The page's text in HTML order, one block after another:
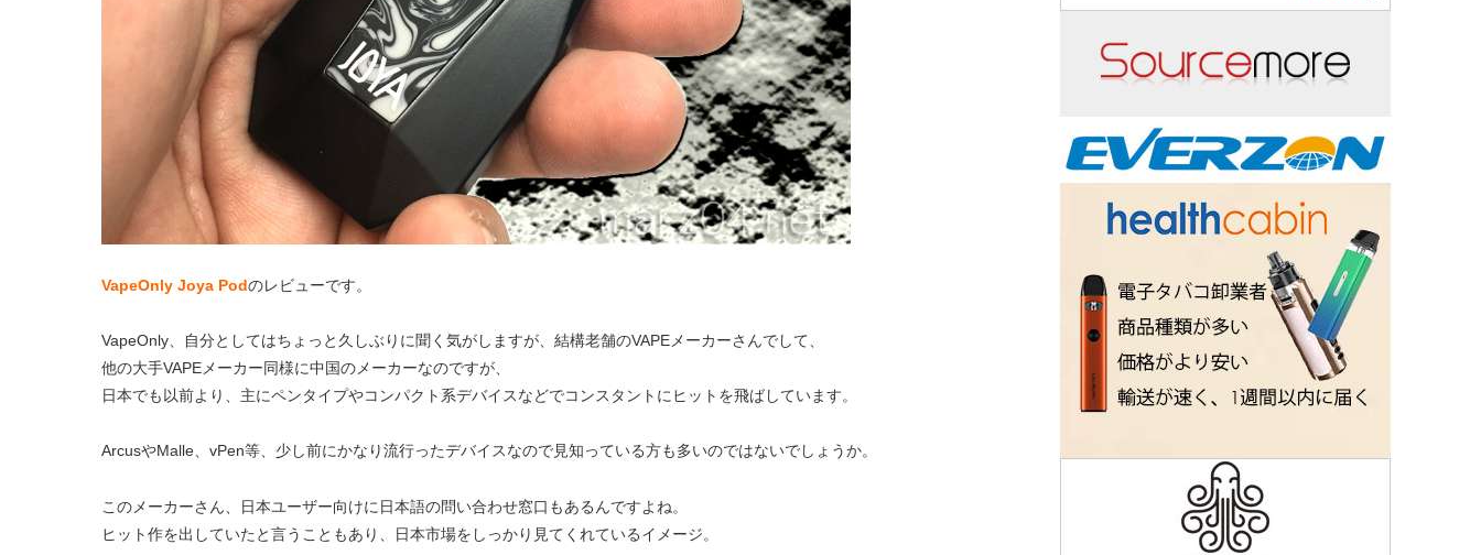
VapeOnly Joya Podのレビューです。
VapeOnly、自分としてはちょっと久しぶりに聞く気がしますが、結構老舗のVAPEメーカーさんでして、
他の大手VAPEメーカー同様に中国のメーカーなのですが、
日本でも以前より、主にペンタイプやコンパクト系デバイスなどでコンスタントにヒットを飛ばしています。
ArcusやMalle、vPen等、少し前にかなり流行ったデバイスなので見知っている方も多いのではないでしょうか。
このメーカーさん、日本ユーザー向けに日本語の問い合わせ窓口もあるんですよね。
ヒット作を出していたと言うこともあり、日本市場をしっかり見てくれているイメージ。